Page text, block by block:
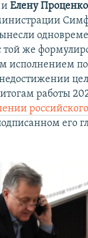
и Елену Проценко
же
исполнением
работы
его